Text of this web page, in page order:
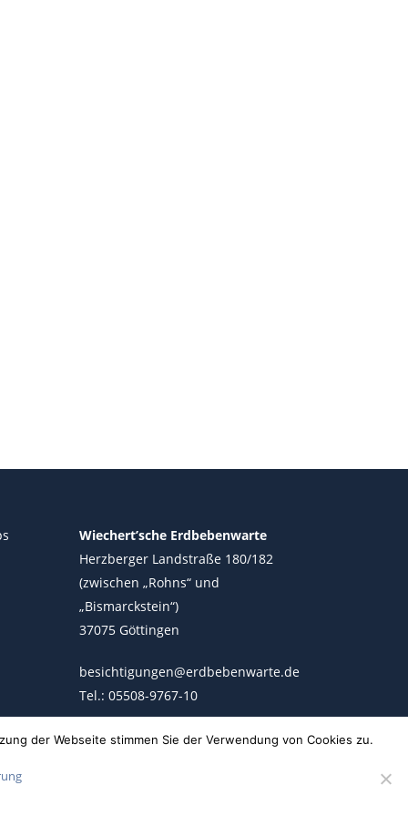
Wiechert’sche Erdbebenwarte
Herzberger Landstraße 180/182
(zwischen „Rohns“ und
„Bismarckstein“)
37075 Göttingen
besichtigungen@erdbebenwarte.de
Tel.: 05508-9767-10
der Webseite stimmen Sie der Verwendung von Cookies zu.